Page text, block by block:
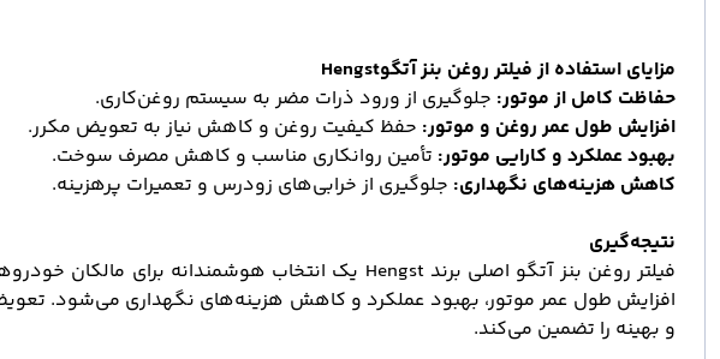
مزایای استفاده از فیلتر روغن بنز آتگوHengst
حفاظت کامل از موتور: جلوگیری از ورود ذرات مضر به سیستم روغنکاری.
افزایش طول عمر روغن و موتور: حفظ کیفیت روغن و کاهش نیاز به تعویض مکرر.
بهبود عملکرد و کارایی موتور: تأمین روانکاری مناسب و کاهش مصرف سوخت.
کاهش هزینههای نگهداری: جلوگیری از خرابیهای زودرس و تعمیرات پرهزینه.
نتیجهگیری
فیلتر روغن بنز آتگو اصلی برند Hengst یک انتخاب هوشمندانه برای مالکان
افزایش طول عمر موتور، بهبود عملکرد و کاهش هزینههای نگهداری میشود.
و بهینه را تضمین میکند.